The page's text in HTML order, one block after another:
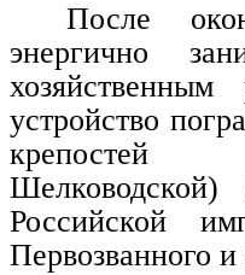
После
энергично
устройство
крепостей
Российской
Первозванного